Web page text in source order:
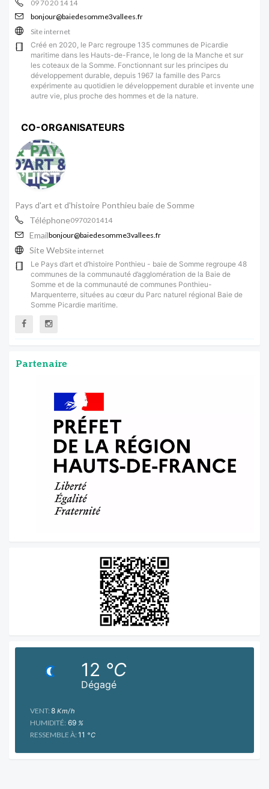
09 70 20 14 14
bonjour@baiedesomme3vallees.fr
Site internet
Créé en 2020, le Parc regroupe 135 communes de Picardie
maritime dans les Hauts-de-France, le long de la Manche et sur
les coteaux de la Somme. Fonctionnant sur les principes du
développement durable, depuis 1967 la famille des Parcs
expérimente au quotidien le développement durable et invente une
autre vie, plus proche des hommes et de la nature.
CO-ORGANISATEURS
Pays d'art et d'histoire Ponthieu baie de Somme
Téléphone0970201414
Emailbonjour@baiedesomme3vallees.fr
Site WebSite internet
Le Pays d’art et d’histoire Ponthieu - baie de Somme regroupe 48
communes de la communauté d’agglomération de la Baie de
Somme et de la communauté de communes Ponthieu-
Marquenterre, situées au cœur du Parc naturel régional Baie de
Somme Picardie maritime.
Partenaire
Dégagé
12 °C
VENT: 8 Km/h
HUMIDITÉ: 69 %
RESSEMBLE À: 11 °C